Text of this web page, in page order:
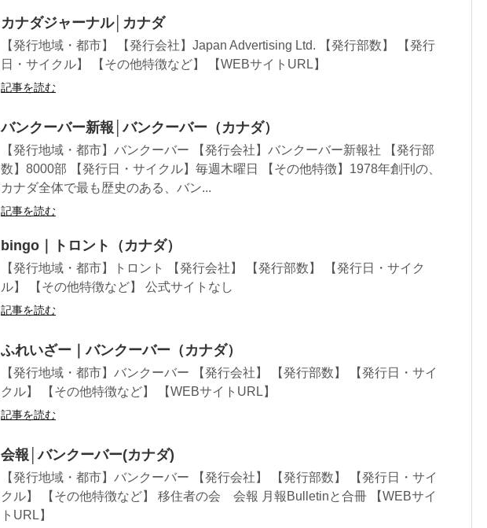
カナダジャーナル│カナダ
【発行地域・都市】 【発行会社】Japan Advertising Ltd. 【発行部数】 【発行
日・サイクル】 【その他特徴など】 【WEBサイトURL】
記事を読む
バンクーバー新報│バンクーバー（カナダ）
【発行地域・都市】バンクーバー 【発行会社】バンクーバー新報社 【発行部
数】8000部 【発行日・サイクル】毎週木曜日 【その他特徴】1978年創刊の、
カナダ全体で最も歴史のある、バン...
記事を読む
bingo｜トロント（カナダ）
【発行地域・都市】トロント 【発行会社】 【発行部数】 【発行日・サイク
ル】 【その他特徴など】 公式サイトなし
記事を読む
ふれいざー｜バンクーバー（カナダ）
【発行地域・都市】バンクーバー 【発行会社】 【発行部数】 【発行日・サイ
クル】 【その他特徴など】 【WEBサイトURL】
記事を読む
会報│バンクーバー(カナダ)
【発行地域・都市】バンクーバー 【発行会社】 【発行部数】 【発行日・サイ
クル】 【その他特徴など】 移住者の会 会報 月報Bulletinと合冊 【WEBサイ
トURL】